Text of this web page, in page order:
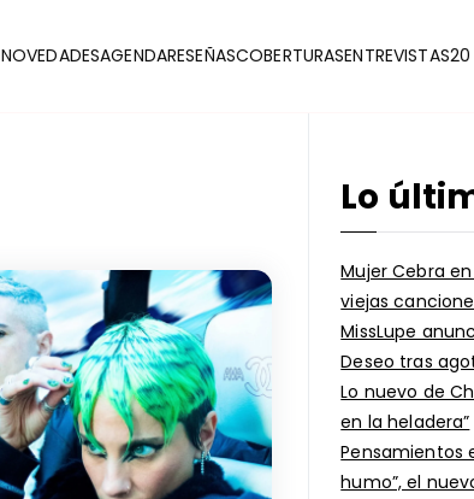
NOVEDADESAGENDARESEÑASCOBERTURASENTREVISTAS20
Lo
Mujer Cebra
viejas
MissLupe
Deseo tras
Lo nuevo de
en la heladera”
Pensamientos
humo”, el